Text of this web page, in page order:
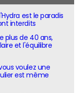
est le paradis
interdits
plus de 40 ans,
et l'équilibre
voulez une
est même